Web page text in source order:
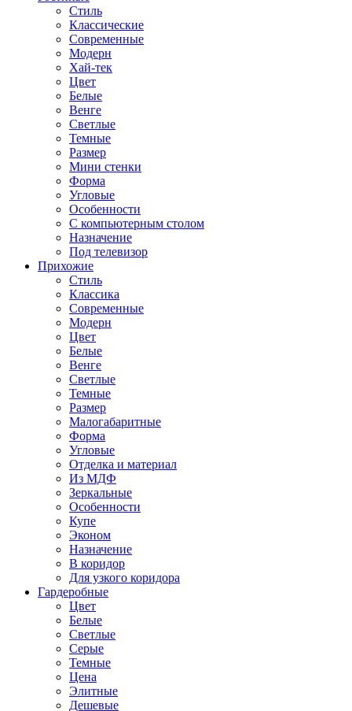
Стиль
Классические
Современные
Модерн
Хай-тек
Цвет
Белые
Венге
Светлые
Темные
Размер
Мини стенки
Форма
Угловые
Особенности
С компьютерным столом
Назначение
Под телевизор
Прихожие
Стиль
Классика
Современные
Модерн
Цвет
Белые
Венге
Светлые
Темные
Размер
Малогабаритные
Форма
Угловые
Отделка и материал
Из МДФ
Зеркальные
Особенности
Купе
Эконом
Назначение
В коридор
Для узкого коридора
Гардеробные
Цвет
Белые
Светлые
Серые
Темные
Цена
Элитные
Дешевые